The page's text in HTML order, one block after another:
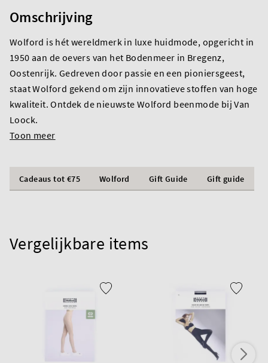
Omschrijving
Wolford is hét wereldmerk in luxe huidmode, opgericht in
1950 aan de oevers van het Bodenmeer in Bregenz,
Oostenrijk. Gedreven door passie en een pioniersgeest,
staat Wolford gekend om zijn innovatieve stoffen van hoge
kwaliteit. Ontdek de nieuwste Wolford beenmode bij Van
Loock.
Toon meer
Cadeaus tot €75 Wolford Gift Guide Gift guide
Vergelijkbare items